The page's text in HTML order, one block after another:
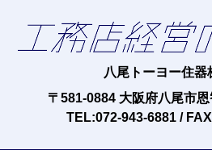
八尾トーヨー住器
〒581-0884 大阪府八尾市
TEL:072-943-6881 /